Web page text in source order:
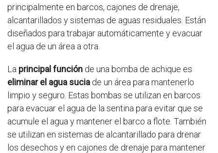
principalmente en barcos, cajones de drenaje,
alcantarillados y sistemas de aguas residuales. Están
diseñados para trabajar automáticamente y evacuar
el agua de un área a otra.
La principal función de una bomba de achique es
eliminar el agua sucia de un área para mantenerlo
limpio y seguro. Estas bombas se utilizan en barcos
para evacuar el agua de la sentina para evitar que se
acumule el agua y mantener el barco a flote. También
se utilizan en sistemas de alcantarillado para drenar
los desechos y en cajones de drenaje para mantener